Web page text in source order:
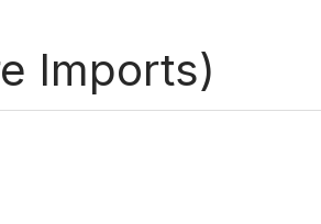
Imports)